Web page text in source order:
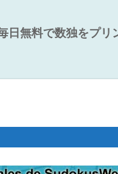
日無料で数独をプリ